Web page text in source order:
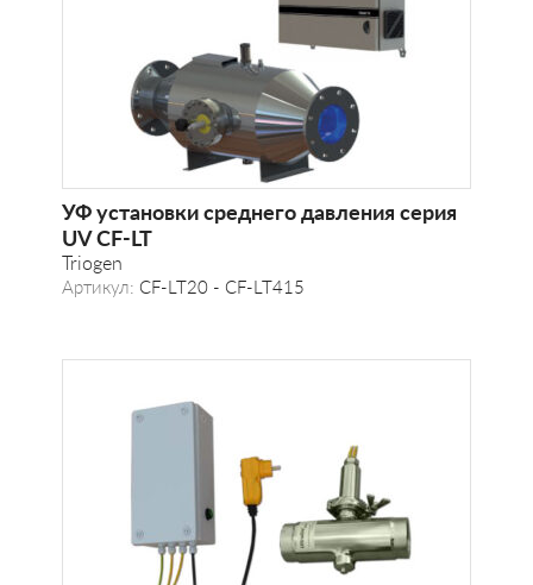
УФ установки среднего давления серия
UV CF-LT
Triogen
Артикул: CF-LT20 - CF-LT415